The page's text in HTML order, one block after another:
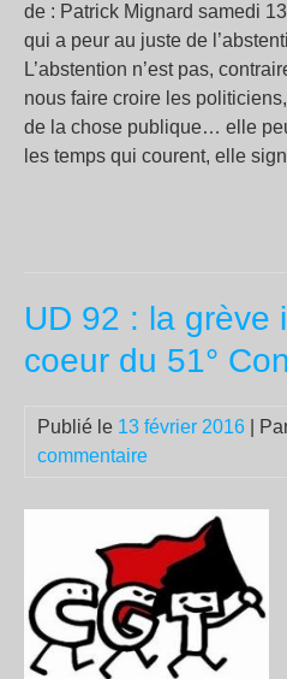
de : Patrick Mignard samedi
qui a peur au juste de
L’abstention n’est pas,
nous faire croire les
de la chose publique… elle
les temps qui courent, elle
UD 92 : la grève
coeur du 51°
Publié le 13 février 2016 |
commentaire